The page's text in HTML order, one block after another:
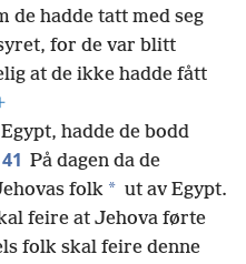
de hadde tatt med seg
for de var blitt
at de ikke hadde fått
hadde de bodd
41 På dagen da de
folk * ut av Egypt.
feire at Jehova førte
folk skal feire denne